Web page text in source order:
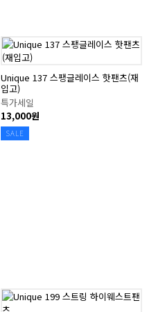
Unique 137 스팽글레이스 핫팬츠(재
입고)
특가세일
13,000원
SALE